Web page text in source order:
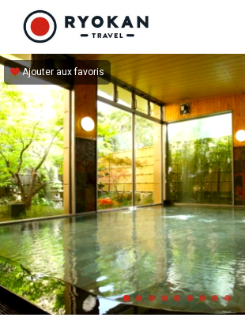
Vivez l'expérience authentique d'un Ryokan
Ajouter aux favoris